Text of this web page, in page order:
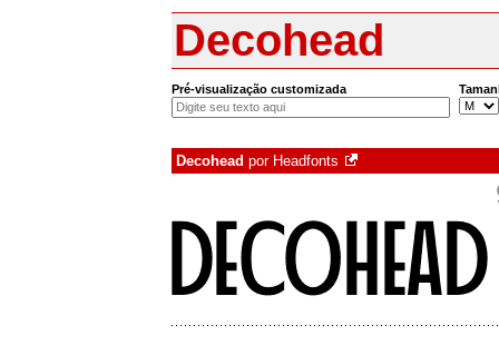
Decohead
Pré-visualização customizada
Decohead por Headfonts